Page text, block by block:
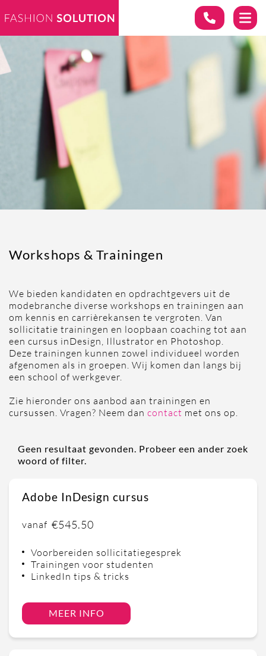
Workshops & Trainingen
We bieden kandidaten en opdrachtgevers uit de
modebranche diverse workshops en trainingen aan
om kennis en carrièrekansen te vergroten. Van
sollicitatie trainingen en loopbaan coaching tot aan
een cursus inDesign, Illustrator en Photoshop.
Deze trainingen kunnen zowel individueel worden
afgenomen als in groepen. Wij komen dan langs bij
een school of werkgever.
Zie hieronder ons aanbod aan trainingen en
cursussen. Vragen? Neem dan contact met ons op.
Geen resultaat gevonden. Probeer een ander zoek
woord of filter.
Adobe InDesign cursus
vanaf €545.50
Voorbereiden sollicitatiegesprek
Trainingen voor studenten
LinkedIn tips & tricks
MEER INFO